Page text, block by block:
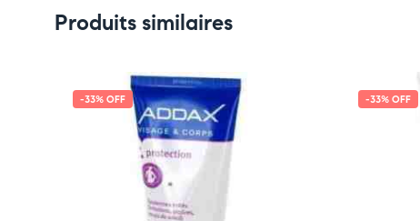
✔ Pour découvrir nos offres et promotions du moment,
✔ Suivez-nous sur TikTok – cliquez ici
Produits similaires
-33% OFF -33% OFF